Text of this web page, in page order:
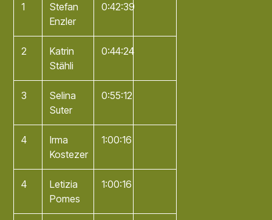
1
Stefan
Enzler
0:42:39
2
Katrin
Stähli
0:44:24
3
Selina
Suter
0:55:12
4
Irma
Kostezer
1:00:16
4
Letizia
Pomes
1:00:16